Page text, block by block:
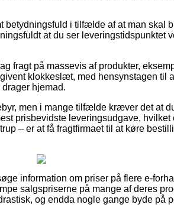
i tilfælde af at man skal
at du ser leveringstidspunktet
fragt på massevis af produkter,
klokkeslæt, med hensynstagen til
hjemad.
men i mange tilfælde kræver det at
prisbevidste leveringsudgave, hvilket
– er at få fragtfirmaet til at køre
information om priser på flere e-
salgspriserne på mange af deres
og endda nogle gange byde på